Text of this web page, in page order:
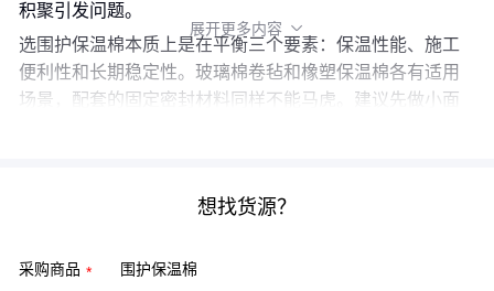
积聚引发问题。
选围护保温棉本质上是在平衡三个要素：保温性能、施工
便利性和长期稳定性。玻璃棉卷毡和橡塑保温棉各有适用
场景，配套的固定密封材料同样不能马虎。建议先做小面
展开更多内容 
想找货源？
采购商品